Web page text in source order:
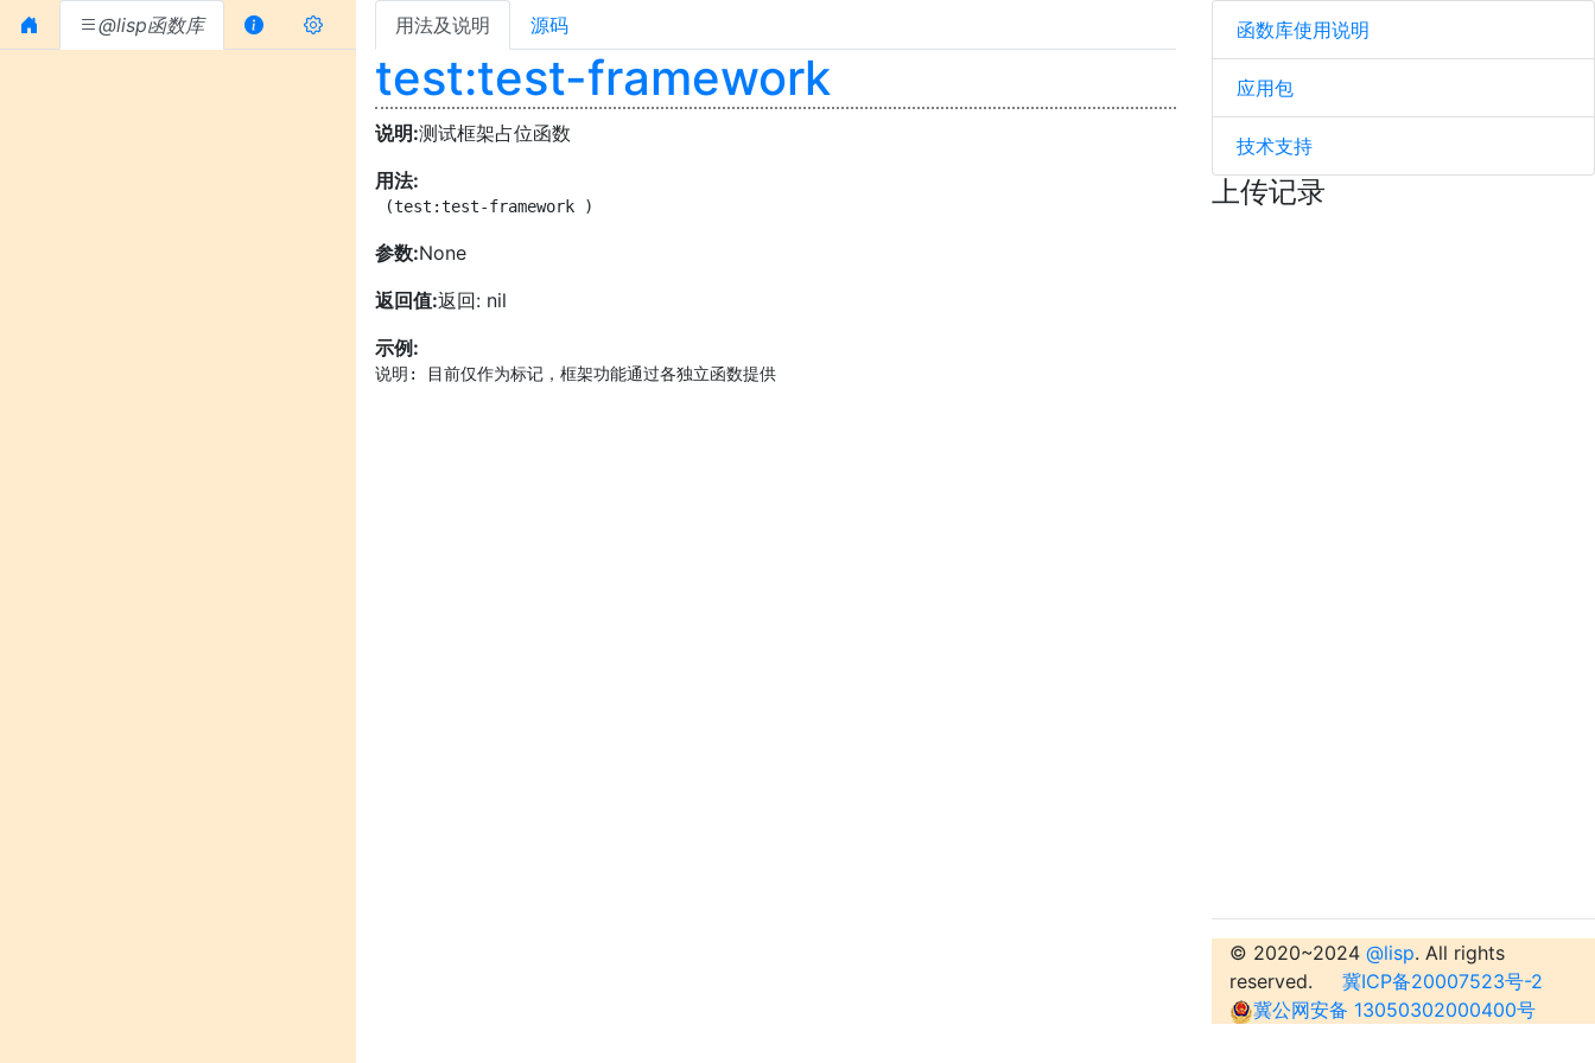
@lisp函数库 用法及说明 源码
test:test-framework
说明:测试框架占位函数
用法:
(test:test-framework )
参数:None
返回值:返回: nil
示例:
说明: 目前仅作为标记，框架功能通过各独立函数提供
函数库使用说明
应用包
技术支持
上传记录
© 2020~2024@lisp. All rights
reserved.
冀ICP备20007523号-2
冀公网安备 13050302000400号